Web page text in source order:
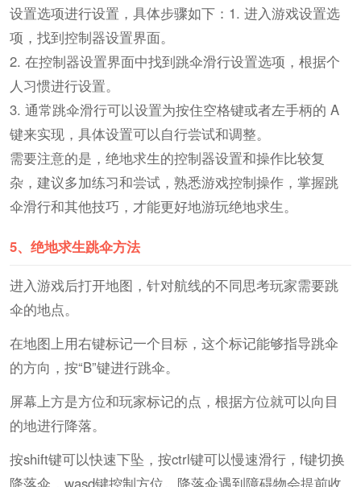
设置选项进行设置，具体步骤如下：1. 进入游戏设置选
项，找到控制器设置界面。
2. 在控制器设置界面中找到跳伞滑行设置选项，根据个
人习惯进行设置。
3. 通常跳伞滑行可以设置为按住空格键或者左手柄的 A
键来实现，具体设置可以自行尝试和调整。
需要注意的是，绝地求生的控制器设置和操作比较复
杂，建议多加练习和尝试，熟悉游戏控制操作，掌握跳
伞滑行和其他技巧，才能更好地游玩绝地求生。
5、 绝地求生跳伞方法
进入游戏后打开地图，针对航线的不同思考玩家需要跳
伞的地点。
在地图上用右键标记一个目标，这个标记能够指导跳伞
的方向，按“B”键进行跳伞。
屏幕上方是方位和玩家标记的点，根据方位就可以向目
的地进行降落。
按shift键可以快速下坠，按ctrl键可以慢速滑行，f键切换
降落伞，wasd键控制方位。降落伞遇到障碍物会提前收